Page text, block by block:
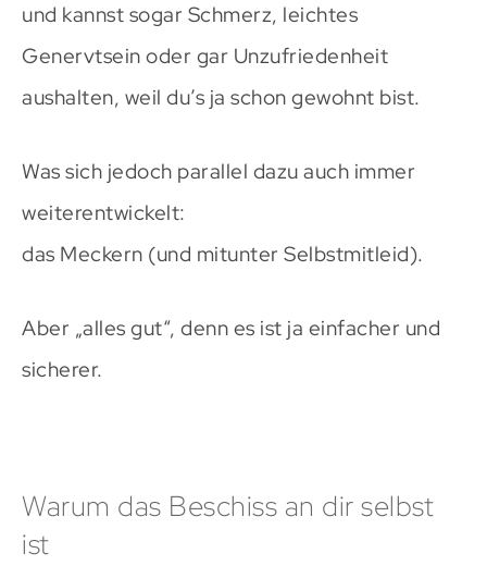
und kannst sogar Schmerz, leichtes
Genervtsein oder gar Unzufriedenheit
aushalten, weil du’s ja schon gewohnt bist.
Was sich jedoch parallel dazu auch immer
weiterentwickelt:
das Meckern (und mitunter Selbstmitleid).
Aber „alles gut“, denn es ist ja einfacher und
sicherer.
Warum das Beschiss an dir selbst
ist